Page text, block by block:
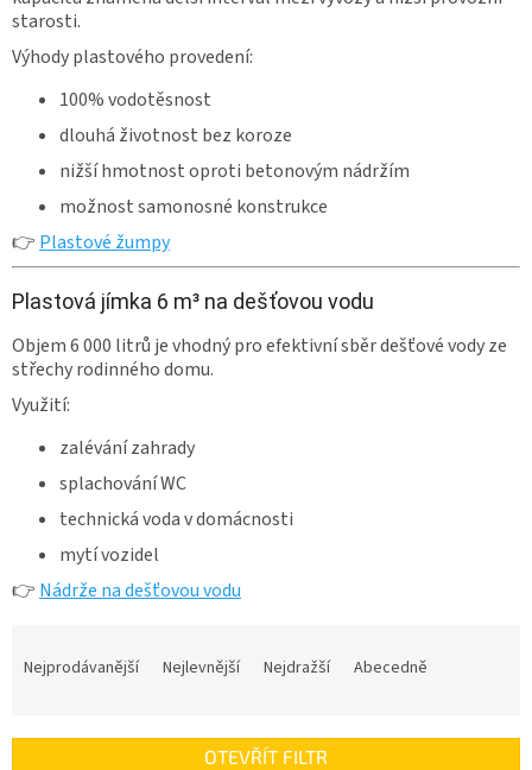
starosti.
Výhody plastového provedení:
100% vodotěsnost
dlouhá životnost bez koroze
nižší hmotnost oproti betonovým nádržím
možnost samonosné konstrukce
👉Plastové žumpy
Plastová jímka 6 m³ na dešťovou vodu
Objem 6 000 litrů je vhodný pro efektivní sběr dešťové vody ze
střechy rodinného domu.
Využití:
zalévání zahrady
splachování WC
technická voda v domácnosti
mytí vozidel
👉Nádrže na dešťovou vodu
n
Nejprodávanější Nejlevnější Nejdražší Abecedně
OTEVŘÍT FILTR